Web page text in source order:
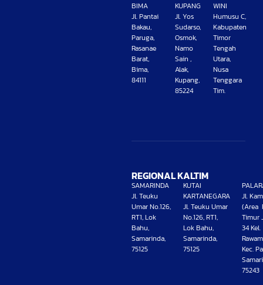
BIMA
Jl. Pantai
Bakau,
Paruga,
Rasanae
Barat,
Bima,
84111
KUPANG
Jl. Yos
Sudarso,
Osmok,
Namo
Sain ,
Alak,
Kupang,
85224
WINI
Humusu C,
Kabupaten
Timor
Tengah
Utara,
Nusa
Tenggara
Tim.
REGIONAL KALTIM
SAMARINDA
Jl. Teuku
Umar No.126,
RT1, Lok
Bahu,
Samarinda,
75125
KUTAI
KARTANEGARA
Jl. Teuku Umar
No.126, RT1,
Lok Bahu,
Samarinda,
75125
Jl.
(Area
Timur
34 Kel.
Kec.
75243